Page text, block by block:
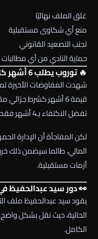
غلق الملف نهائيًا
منع أي شكاوى مستقبلية
تجنب التصعيد القانوني
حماية النادي من أي مطالبات
🔥 توروب يطلب 6 أشهر كاملة
شهدت المفاوضات الأخيرة
قيمة 6 أشهر كشرط
تفضل الاكتفاء بـ4 أشهر فقط.
لكن المفاجأة أن الإدارة
المالي، طالما سيضمن ذلك
أزمات مستقبلية.
👀 دور سيد عبدالحفيظ
يقودسيد عبدالحفيظملف
الحالية، حيث نقل بشكل واضح
الكامل.